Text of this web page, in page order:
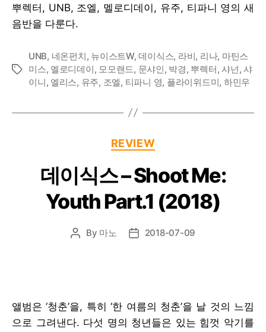
순
뿌렉터, UNB, 조엘, 멜로디데이, 유주, 티파니 영의 새
음반을 다룬다.
Tags
UNB, 네온펀치, 뉴이스트W,데이식스, 라비, 리나, 마틴스
미스, 멜로디데이, 모모랜드, 문샤인, 박경, 뿌렉터,샤넌,샤
이니, 엘리스, 유주, 조엘, 티파니 영, 플라이위드미, 하민우
Categories
REVIEW
데이식스 – Shoot Me:
Youth Part.1 (2018)
Post
By 마노
Post2018-07-09
앨범은 ‘청춘’을, 특히 ‘한 여름의 청춘’을 날 것의 느낌
으로 그려낸다. 다섯 명의 청년들은 있는 힘껏 악기를